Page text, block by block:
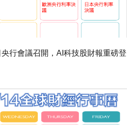
央行會議召開，AI科技股財報重磅登